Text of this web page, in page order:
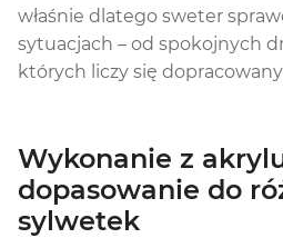
właśnie dlatego sweter
sytuacjach – od spokojnych
których liczy się
Wykonanie z
dopasowanie do
sylwetek